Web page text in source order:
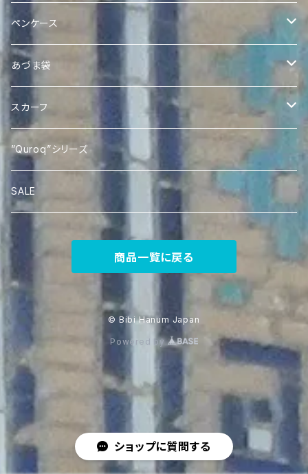
ショップに質問する
Expandable Ikat Bag
Quroqミニトート
ポケットティッシュケース
アドラスポケットティッシュケース
Quroqポケットティッシュケース
Quroq眼鏡ケース
ペンケース
Quroqペンケース
あづま袋
Ikat あづま袋
スカーフ
Silk Ikat Scarf
”Quroq”シリーズ
SALE
商品一覧に戻る
© Bibi Hanum Japan
Powered by